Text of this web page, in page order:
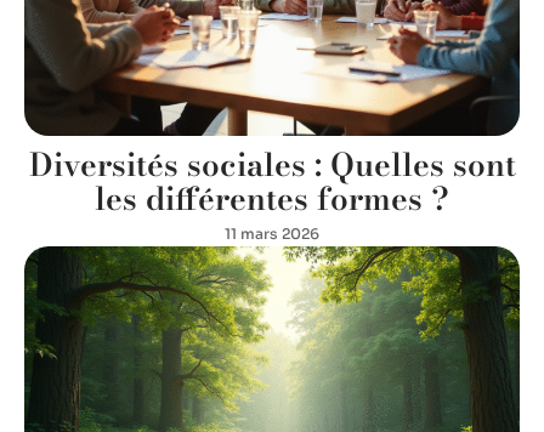
Diversités sociales : Quelles sont
les différentes formes ?
11 mars 2026